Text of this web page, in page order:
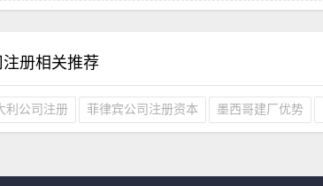
册相关推荐
利公司注册 菲律宾公司注册资本 墨西哥建厂优势